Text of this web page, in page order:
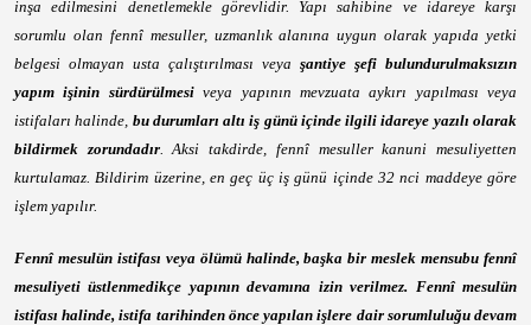
inşa edilmesini denetlemekle görevlidir. Yapı sahibine ve idareye karşı
sorumlu olan fennî mesuller, uzmanlık alanına uygun olarak yapıda yetki
belgesi olmayan usta çalıştırılması veya şantiye şefi bulundurulmaksızın
yapım işinin sürdürülmesiveya yapının mevzuata aykırı yapılması veya
istifaları halinde, bu durumları altı iş günü içinde ilgili idareye yazılı olarak
bildirmek zorundadır. Aksi takdirde, fennî mesuller kanuni mesuliyetten
kurtulamaz. Bildirim üzerine, en geç üç iş günü içinde 32 nci maddeye göre
işlem yapılır.
Fennî mesulün istifası veya ölümü halinde, başka bir meslek mensubu fennî
mesuliyeti üstlenmedikçe yapının devamına izin verilmez. Fennî mesulün
istifası halinde, istifa tarihinden önce yapılan işlere dair sorumluluğu devam